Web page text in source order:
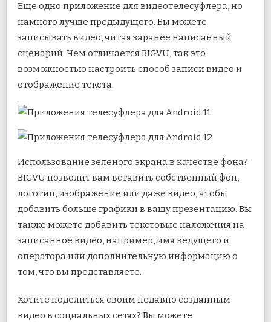
Еще одно приложение для видеотелесуфлера, но
намного лучше предыдущего. Вы можете
записывать видео, читая заранее написанный
сценарий. Чем отличается BIGVU, так это
возможностью настроить способ записи видео и
отображение текста.
Использование зеленого экрана в качестве фона?
BIGVU позволит вам вставить собственный фон,
логотип, изображение или даже видео, чтобы
добавить больше графики в вашу презентацию. Вы
также можете добавить текстовые наложения на
записанное видео, например, имя ведущего и
оператора или дополнительную информацию о
том, что вы представляете.
Хотите поделиться своим недавно созданным
видео в социальных сетях? Вы можете